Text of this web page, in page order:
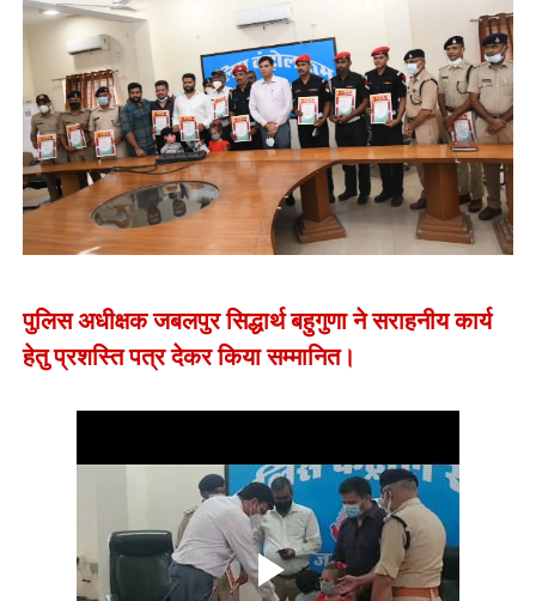
पुलिस अधीक्षक जबलपुर सिद्धार्थ बहुगुणा ने सराहनीय कार्य
हेतु प्रशस्ति पत्र देकर किया सम्मानित।